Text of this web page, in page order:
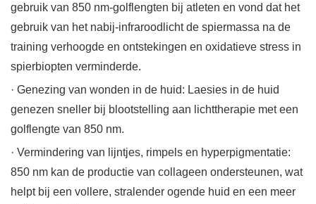
gebruik van 850 nm-golflengten bij atleten en vond dat het
gebruik van het nabij-infraroodlicht de spiermassa na de
training verhoogde en ontstekingen en oxidatieve stress in
spierbiopten verminderde.
· Genezing van wonden in de huid: Laesies in de huid
genezen sneller bij blootstelling aan lichttherapie met een
golflengte van 850 nm.
· Vermindering van lijntjes, rimpels en hyperpigmentatie:
850 nm kan de productie van collageen ondersteunen, wat
helpt bij een vollere, stralender ogende huid en een meer